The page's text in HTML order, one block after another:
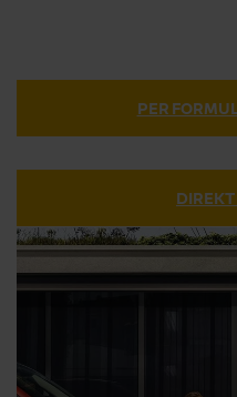
PER